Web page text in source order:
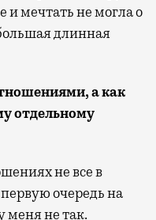
и мечтать не могла о
длинная
а как
отдельному
не все в
очередь на
меня не так.